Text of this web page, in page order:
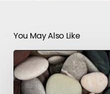
You May Also Like